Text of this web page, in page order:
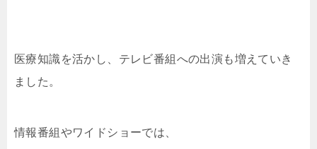
医療知識を活かし、テレビ番組への出演も増えていき
ました。
情報番組やワイドショーでは、